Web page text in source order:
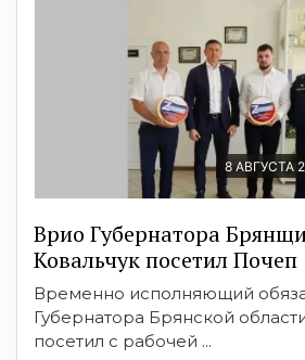
8 АВГУСТА
Врио Губернатора
Ковальчук посетил Почеп
Временно исполняющий
Губернатора Брянской
посетил с рабочей ...